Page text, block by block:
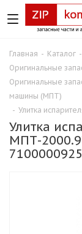
Главная - Каталог -
Оригинальные
Оригинальные
машины (МПТ)
- Улитка
Улитка
МПТ-